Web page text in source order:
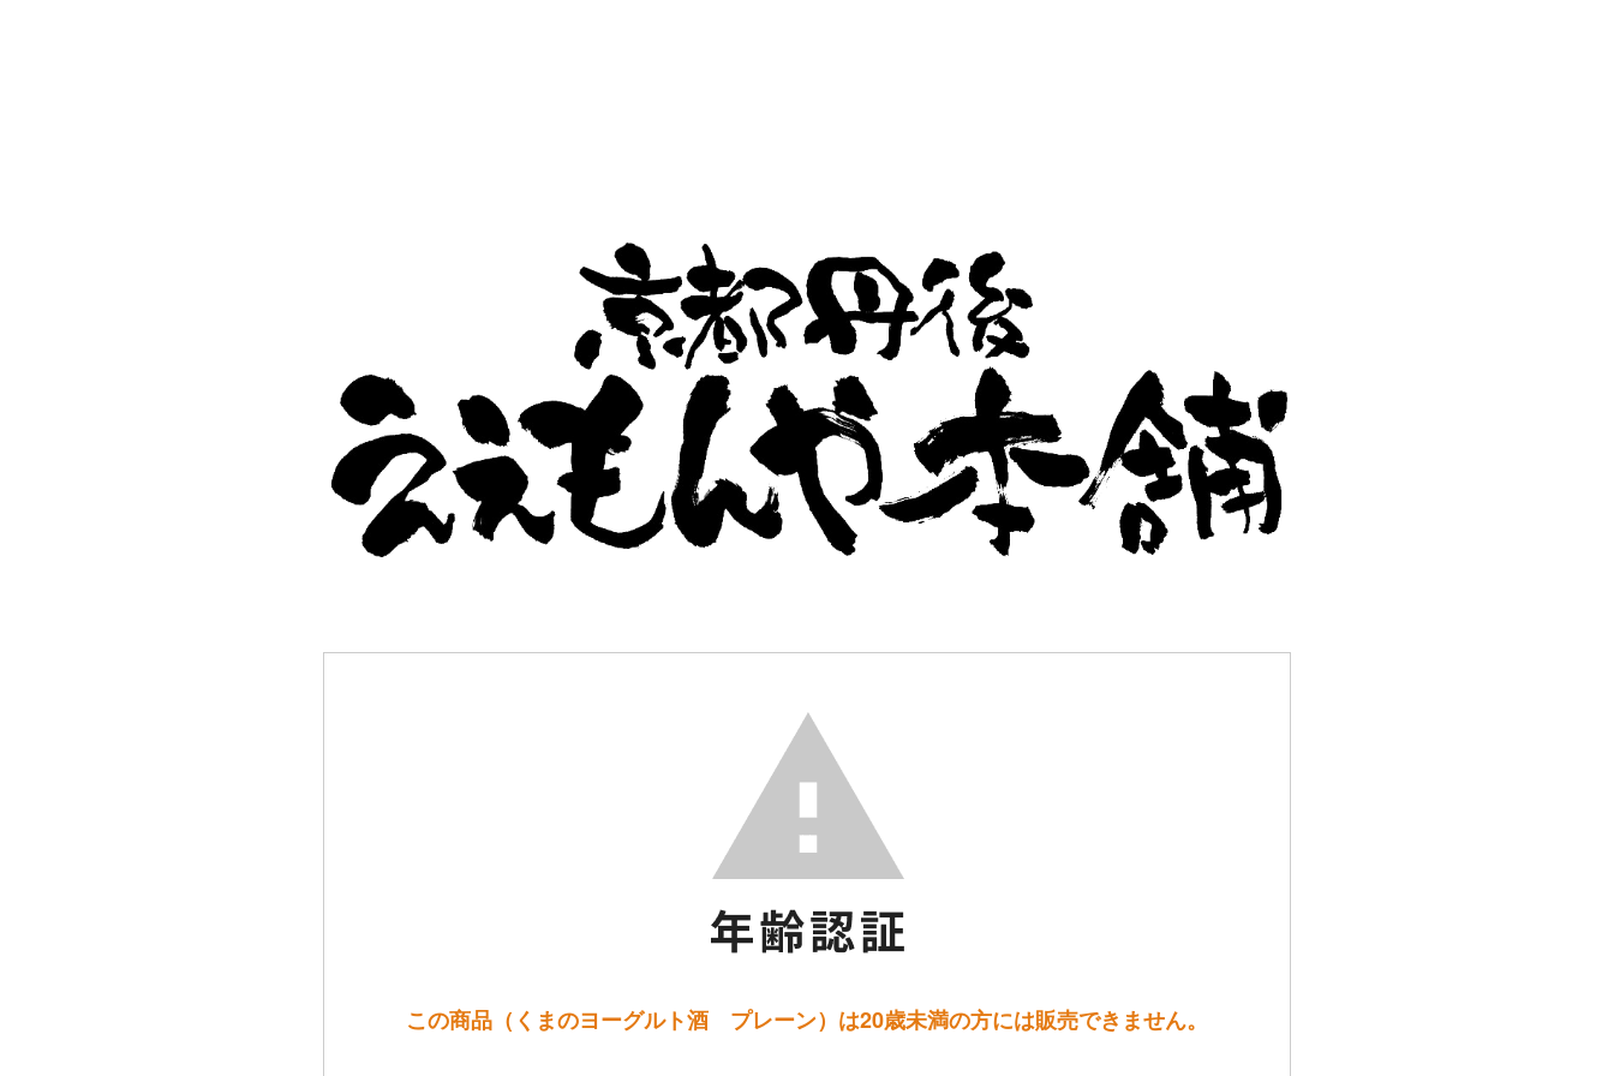
この商品（くまのヨーグルト酒 プレーン）は20歳未満の方には販売できません。